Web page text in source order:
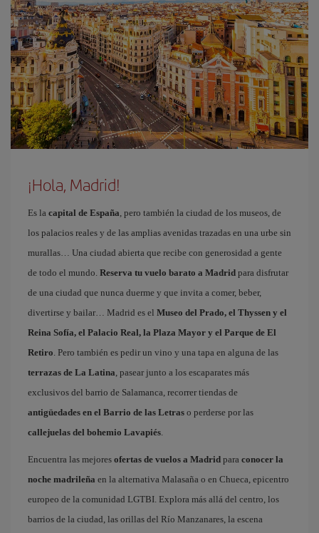
¡Hola, Madrid!
Es la capital de España, pero también la ciudad de los museos, de
los palacios reales y de las amplias avenidas trazadas en una urbe sin
murallas… Una ciudad abierta que recibe con generosidad a gente
de todo el mundo. Reserva tu vuelo barato a Madrid para disfrutar
de una ciudad que nunca duerme y que invita a comer, beber,
divertirse y bailar… Madrid es el Museo del Prado, el Thyssen y el
Reina Sofía, el Palacio Real, la Plaza Mayor y el Parque de El
Retiro. Pero también es pedir un vino y una tapa en alguna de las
terrazas de La Latina, pasear junto a los escaparates más
exclusivos del barrio de Salamanca, recorrer tiendas de
antigüedades en el Barrio de las Letras o perderse por las
callejuelas del bohemio Lavapiés.
Encuentra las mejores ofertas de vuelos a Madrid para conocer la
noche madrileña en la alternativa Malasaña o en Chueca, epicentro
europeo de la comunidad LGTBI. Explora más allá del centro, los
barrios de la ciudad, las orillas del Río Manzanares, la escena